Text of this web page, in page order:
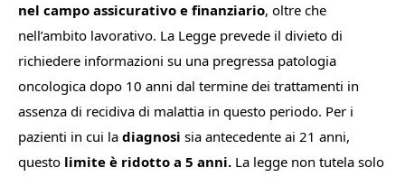
nel campo assicurativo e finanziario, oltre che
nell’ambito lavorativo. La Legge prevede il divieto di
richiedere informazioni su una pregressa patologia
oncologica dopo 10 anni dal termine dei trattamenti in
assenza di recidiva di malattia in questo periodo. Per i
pazienti in cui la diagnosi sia antecedente ai 21 anni,
questo limite è ridotto a 5 anni. La legge non tutela solo